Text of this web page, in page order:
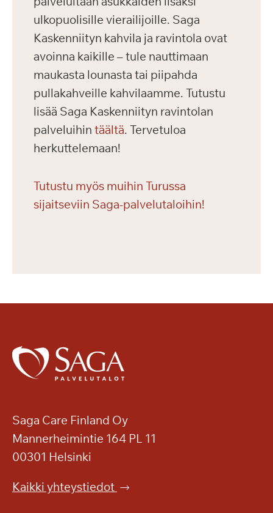
ulkopuolisille vierailijoille. Saga
Kaskenniityn kahvila ja ravintola ovat
avoinna kaikille – tule nauttimaan
maukasta lounasta tai piipahda
pullakahveille kahvilaamme. Tutustu
lisää Saga Kaskenniityn ravintolan
palveluihin täältä. Tervetuloa
herkuttelemaan!
Tutustu myös muihin Turussa
sijaitseviin Saga-palvelutaloihin!
Saga Care Finland Oy
Mannerheimintie 164 PL 11
00301 Helsinki
Kaikki yhteystiedot